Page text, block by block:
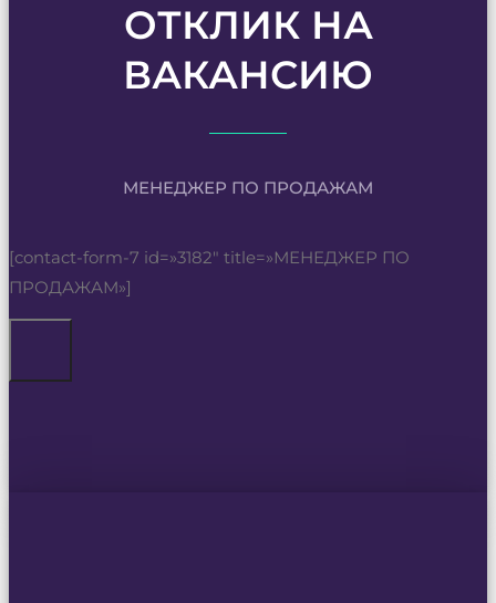
ОТКЛИК НА
ВАКАНСИЮ
МЕНЕДЖЕР ПО ПРОДАЖАМ
[contact-form-7 id=»3182″ title=»МЕНЕДЖЕР ПО
ПРОДАЖАМ»]